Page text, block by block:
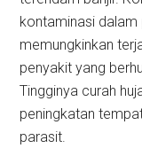
kontaminasi dalam
memungkinkan
penyakit yang
Tingginya curah
peningkatan
parasit.